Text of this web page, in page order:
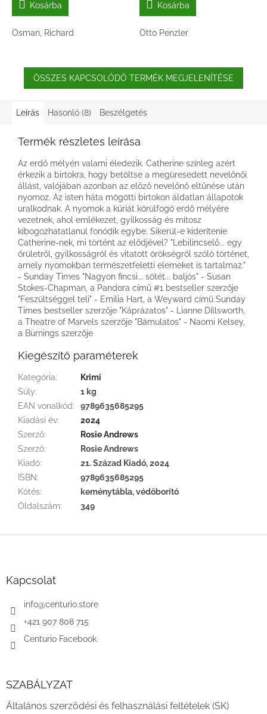
Kosárba
Osman, Richard
Kosárba
Otto Penzler
ÖSSZES KAPCSOLÓDÓ TERMÉK MEGJELENÍTÉSE
Leírás Hasonló (8) Beszélgetés
Termék részletes leírása
Az erdő mélyén valami éledezik. Catherine színleg azért
érkezik a birtokra, hogy betöltse a megüresedett nevelőnői
állást, valójában azonban az előző nevelőnő eltűnése után
nyomoz. Az isten háta mögötti birtokon áldatlan állapotok
uralkodnak. A nyomok a kúriát körülfogó erdő mélyére
vezetnek, ahol emlékezet, gyilkosság és mítosz
kibogozhatatlanul fonódik egybe. Sikerül-e kiderítenie
Catherine-nek, mi történt az elődjével? "Lebilincselő... egy
őrületről, gyilkosságról és vitatott örökségről szóló történet,
amely nyomokban természetfeletti elemeket is tartalmaz."
- Sunday Times "Nagyon fincsi... sötét... baljós" - Susan
Stokes-Chapman, a Pandora című #1 bestseller szerzője
"Feszültséggel teli" - Emilia Hart, a Weyward című Sunday
Times bestseller szerzője "Káprázatos" - Lianne Dillsworth,
a Theatre of Marvels szerzője "Bámulatos" - Naomi Kelsey,
a Burnings szerzője
Kiegészítő paraméterek
Kategória:
Krimi
Súly:
1 kg
EAN vonalkód:
9789635685295
Kiadási év:
2024
Szerző:
Rosie Andrews
Szerző:
Rosie Andrews
Kiadó:
21. Század Kiadó, 2024
ISBN:
9789635685295
Kötés:
keménytábla, védőborító
Oldalszám: 349
Kapcsolat
info@centurio.store
+421 907 808 715
Centurio Facebook
SZABÁLYZAT
Általános szerződési és felhasználási feltételek (SK)